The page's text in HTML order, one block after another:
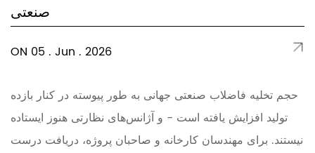
صنعتی
ON 05 . Jun . 2026
حجم تخلیه فاضلاب صنعتی جهانی به طور پیوسته در کنار بازده
تولید افزایش یافته است - و آژانس‌های نظارتی هنوز ایستاده
نیستند. برای مهندسان کارخانه و صاحبان پروژه، دریافت درست